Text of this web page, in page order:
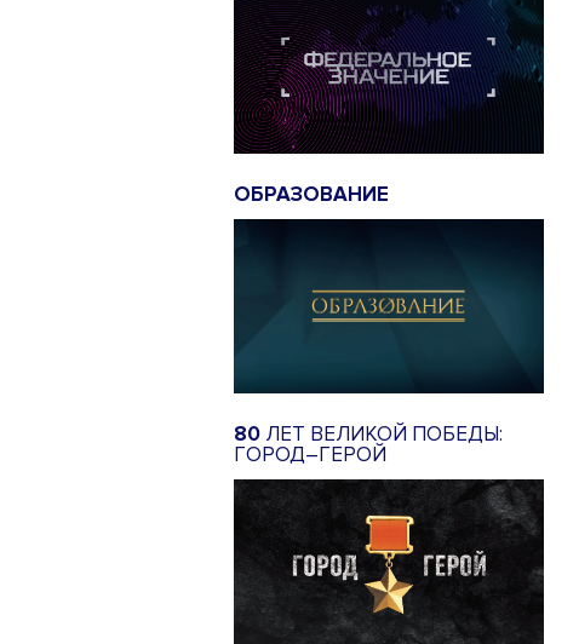
ОБРАЗОВАНИЕ
80 ЛЕТ ВЕЛИКОЙ ПОБЕДЫ:
ГОРОД–ГЕРОЙ